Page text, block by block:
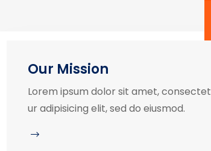
Our Mission
Lorem ipsum dolor sit amet, consectet
ur adipisicing elit, sed do eiusmod.